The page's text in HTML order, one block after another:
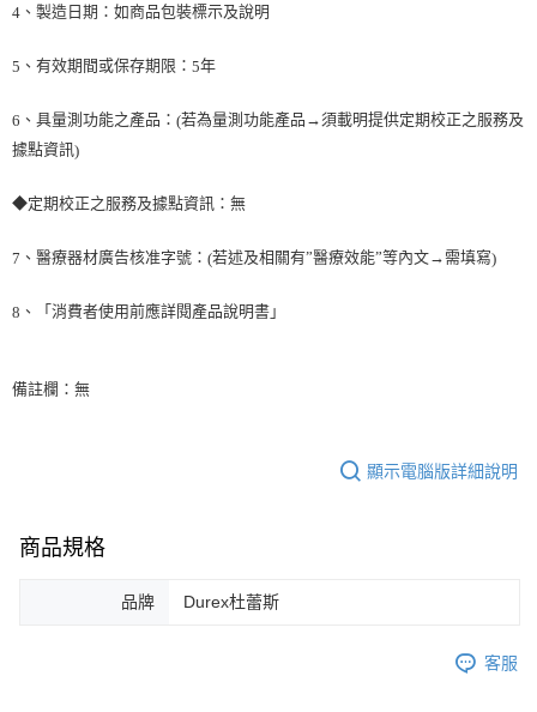
4 、製造日期：如商品包裝標示及說明
5 、有效期間或保存期限： 5年
6 、具量測功能之產品： (若為量測功能產品→須載明提供定期校正之服務及
據點資訊)
◆定期校正之服務及據點資訊：無
7 、醫療器材廣告核准字號： (若述及相關有”醫療效能”等內文→需填寫)
8 、「消費者使用前應詳閱產品說明書」
備註欄：無
顯示電腦版詳細說明
商品規格
品牌 Durex杜蕾斯
客服